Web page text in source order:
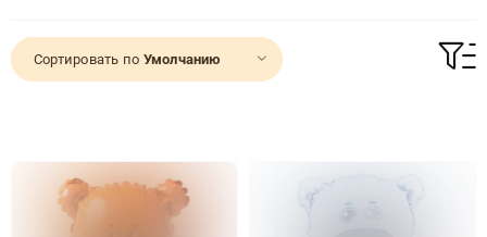
Доставка
Отзывы
Сортировать по Умолчанию